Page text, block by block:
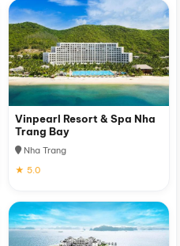
Vinpearl Resort & Spa Nha
Trang Bay
Nha Trang
★ 5.0